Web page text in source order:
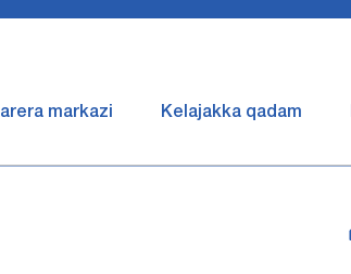
markazi Kelajakka qadam